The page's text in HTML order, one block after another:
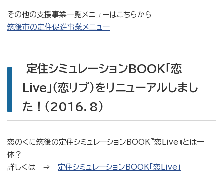
その他の支援事業一覧メニューはこちらから
筑後市の定住促進事業メニュー
定住シミュレーションBOOK「恋
Live」（恋リブ）をリニューアルしまし
た！（2016．8）
恋のくに筑後の定住シミュレーションBOOK『恋Live』とは一
体？
詳しくは ⇒ 定住シミュレーションBOOK「恋Live」